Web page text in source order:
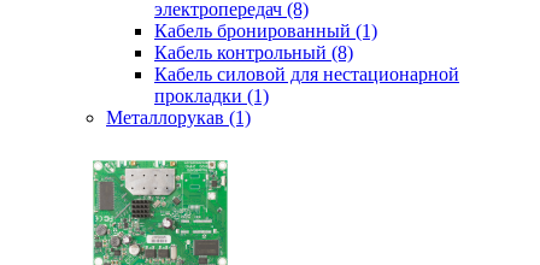
электропередач (8)
Кабель бронированный (1)
Кабель контрольный (8)
Кабель силовой для нестационарной
прокладки (1)
Металлорукав (1)